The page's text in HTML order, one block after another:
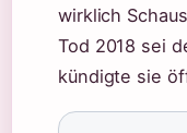
wirklich
Tod 2018 sei
kündigte sie